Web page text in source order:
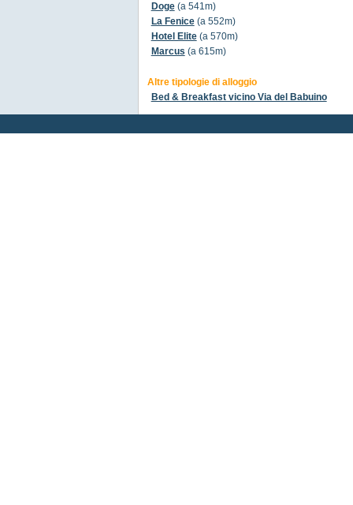
Doge(a 541m)
La Fenice(a 552m)
Hotel Elite(a 570m)
Marcus (a 615m)
Altre tipologie di alloggio
Bed & Breakfast vicino Via del Babuino